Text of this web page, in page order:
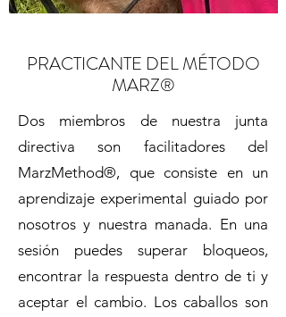
PRACTICANTE DEL MÉTODO
MARZ®
Dos miembros de nuestra junta
directiva son facilitadores del
MarzMethod®, que consiste en un
aprendizaje experimental guiado por
nosotros y nuestra manada. En una
sesión puedes superar bloqueos,
encontrar la respuesta dentro de ti y
aceptar el cambio. Los caballos son